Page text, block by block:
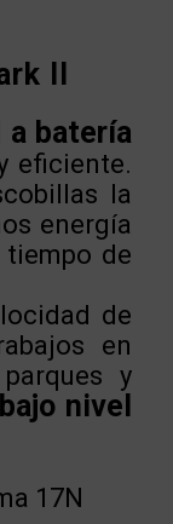
II
a batería
eficiente.
la
energía
de
de
en
y
nivel
17N